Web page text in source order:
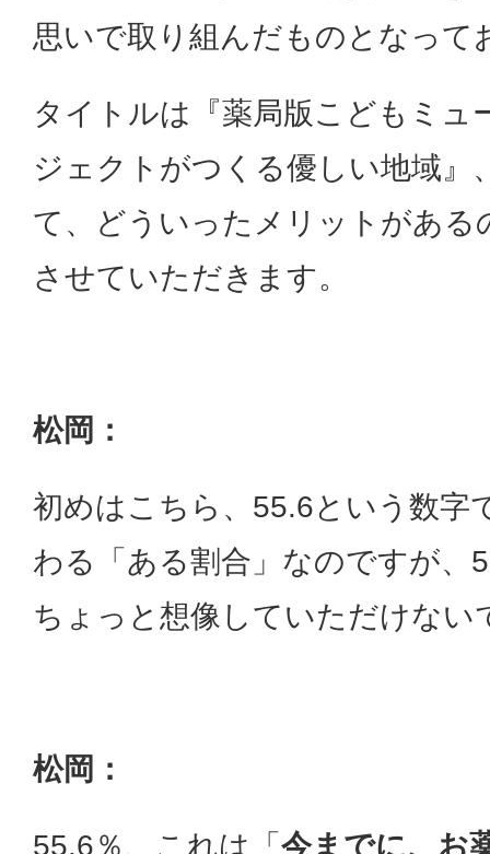
思いで取り組んだものとなって
タイトルは『薬局版こどもミュ
ジェクトがつくる優しい地域』
て、どういったメリットがある
させていただきます。
松岡：
初めはこちら、55.6という数字
わる「ある割合」なのですが、
ちょっと想像していただけない
松岡：
55.6％、これは「 今までに、お